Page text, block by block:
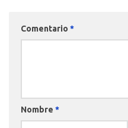
Comentario *
Nombre *